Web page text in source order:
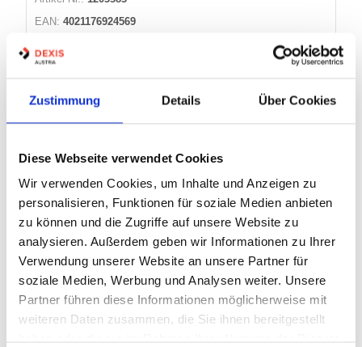
Zustimmung Details Über Cookies
Diese Webseite verwendet Cookies
Wir verwenden Cookies, um Inhalte und Anzeigen zu
personalisieren, Funktionen für soziale Medien anbieten
zu können und die Zugriffe auf unsere Website zu
analysieren. Außerdem geben wir Informationen zu Ihrer
Verwendung unserer Website an unsere Partner für
soziale Medien, Werbung und Analysen weiter. Unsere
Partner führen diese Informationen möglicherweise mit
weiteren Daten zusammen, die Sie ihnen bereitgestellt
EAN: 4021176924569
Herst.:
STK
INNENAUSZIEHER 1.34GEDORE